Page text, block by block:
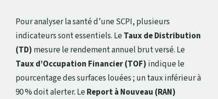
Pour analyser la santé d’une SCPI, plusieurs
indicateurs sont essentiels. LeTaux de Distribution
(TD) mesure le rendement annuel brut versé. Le
Taux d’Occupation Financier (TOF) indique le
pourcentage des surfaces louées ; un taux inférieur à
90 % doit alerter. LeReport à Nouveau (RAN)